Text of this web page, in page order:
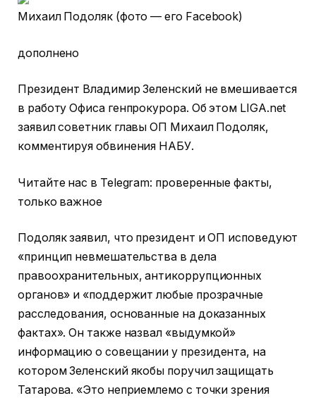
Михаил Подоляк (фото — его Facebook)
дополнено
Президент Владимир Зеленский не вмешивается
в работу Офиса генпрокурора. Об этом LIGA.net
заявил советник главы ОП Михаил Подоляк,
комментируя обвинения НАБУ.
Читайте нас в Telegram: проверенные факты,
только важное
Подоляк заявил, что президент и ОП исповедуют
«принцип невмешательства в дела
правоохранительных, антикоррупционных
органов» и «поддержит любые прозрачные
расследования, основанные на доказанных
фактах». Он также назвал «выдумкой»
информацию о совещании у президента, на
котором Зеленский якобы поручил защищать
Татарова. «Это неприемлемо с точки зрения